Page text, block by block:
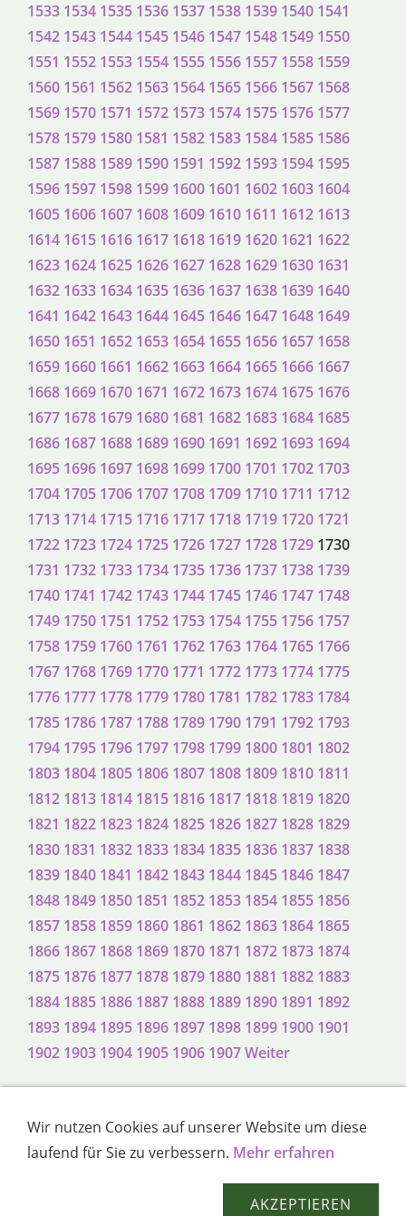
1533 1534 1535 1536 1537 1538 1539 1540 1541
1542 1543 1544 1545 1546 1547 1548 1549 1550
1551 1552 1553 1554 1555 1556 1557 1558 1559
1560 1561 1562 1563 1564 1565 1566 1567 1568
1569 1570 1571 1572 1573 1574 1575 1576 1577
1578 1579 1580 1581 1582 1583 1584 1585 1586
1587 1588 1589 1590 1591 1592 1593 1594 1595
1596 1597 1598 1599 1600 1601 1602 1603 1604
1605 1606 1607 1608 1609 1610 1611 1612 1613
1614 1615 1616 1617 1618 1619 1620 1621 1622
1623 1624 1625 1626 1627 1628 1629 1630 1631
1632 1633 1634 1635 1636 1637 1638 1639 1640
1641 1642 1643 1644 1645 1646 1647 1648 1649
1650 1651 1652 1653 1654 1655 1656 1657 1658
1659 1660 1661 1662 1663 1664 1665 1666 1667
1668 1669 1670 1671 1672 1673 1674 1675 1676
1677 1678 1679 1680 1681 1682 1683 1684 1685
1686 1687 1688 1689 1690 1691 1692 1693 1694
1695 1696 1697 1698 1699 1700 1701 1702 1703
1704 1705 1706 1707 1708 1709 1710 1711 1712
1713 1714 1715 1716 1717 1718 1719 1720 1721
1722 1723 1724 1725 1726 1727 1728 1729 1730
1731 1732 1733 1734 1735 1736 1737 1738 1739
1740 1741 1742 1743 1744 1745 1746 1747 1748
1749 1750 1751 1752 1753 1754 1755 1756 1757
1758 1759 1760 1761 1762 1763 1764 1765 1766
1767 1768 1769 1770 1771 1772 1773 1774 1775
1776 1777 1778 1779 1780 1781 1782 1783 1784
1785 1786 1787 1788 1789 1790 1791 1792 1793
1794 1795 1796 1797 1798 1799 1800 1801 1802
1803 1804 1805 1806 1807 1808 1809 1810 1811
1812 1813 1814 1815 1816 1817 1818 1819 1820
1821 1822 1823 1824 1825 1826 1827 1828 1829
1830 1831 1832 1833 1834 1835 1836 1837 1838
1839 1840 1841 1842 1843 1844 1845 1846 1847
1848 1849 1850 1851 1852 1853 1854 1855 1856
1857 1858 1859 1860 1861 1862 1863 1864 1865
1866 1867 1868 1869 1870 1871 1872 1873 1874
1875 1876 1877 1878 1879 1880 1881 1882 1883
1884 1885 1886 1887 1888 1889 1890 1891 1892
1893 1894 1895 1896 1897 1898 1899 1900 1901
1902 1903 1904 1905 1906 1907Weiter
Impressum Haftungsausschluss
Sitemap
Wir nutzen Cookies auf unserer Website um diese
laufend für Sie zu verbessern. Mehr erfahren
AKZEPTIEREN